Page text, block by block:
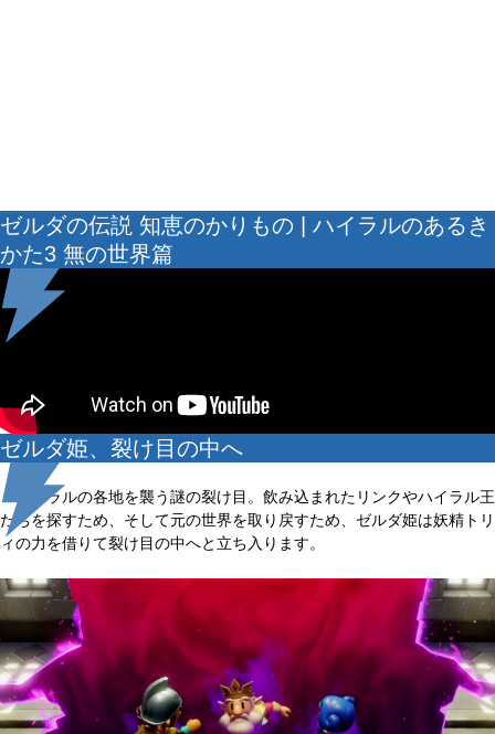
ゼルダの伝説 知恵のかりもの | ハイラルのあるき
かた3 無の世界篇
ゼルダ姫、裂け目の中へ
ハイラルの各地を襲う謎の裂け目。飲み込まれたリンクやハイラル王
たちを探すため、そして元の世界を取り戻すため、ゼルダ姫は妖精トリ
ィの力を借りて裂け目の中へと立ち入ります。